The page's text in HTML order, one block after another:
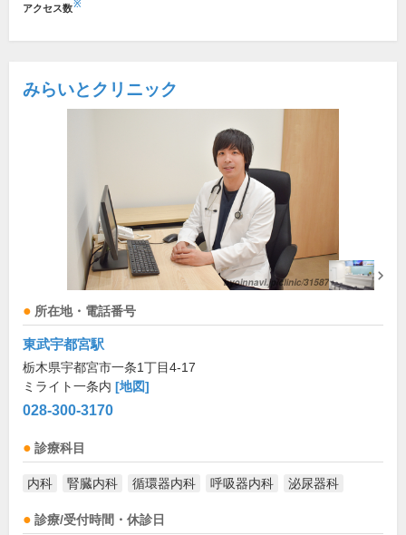
アクセス数※
みらいとクリニック
所在地・電話番号
東武宇都宮駅
栃木県宇都宮市一条1丁目4-17
ミライト一条内 [地図]
028-300-3170
診療科目
内科 腎臓内科 循環器内科 呼吸器内科 泌尿器科
診療/受付時間・休診日